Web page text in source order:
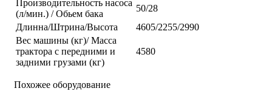
Производительность насоса
(л/мин.) / Обьем бака
50/28
Длинна/Штрина/Высота
4605/2255/2990
Вес машины (кг)/ Масса
трактора с передними и
задними грузами (кг)
4580
Похожее оборудование